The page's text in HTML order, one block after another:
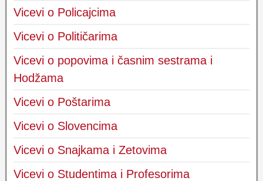
Vicevi o Policajcima
Vicevi o Političarima
Vicevi o popovima i časnim sestrama i
Hodžama
Vicevi o Poštarima
Vicevi o Slovencima
Vicevi o Snajkama i Zetovima
Vicevi o Studentima i Profesorima